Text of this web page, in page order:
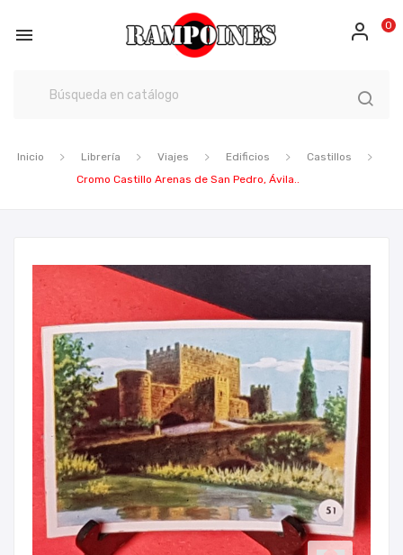
 0
Inicio Librería Viajes Edificios
Castillos
Cromo Castillo Arenas de San Pedro, Ávila..